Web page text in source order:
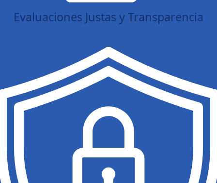
Evaluaciones Justas y Transparencia